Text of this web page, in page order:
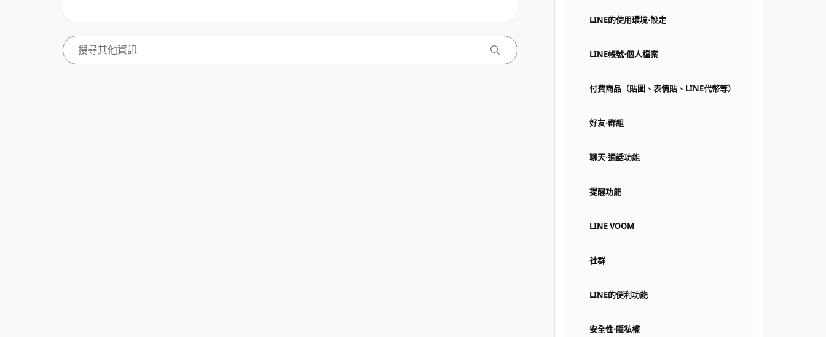
LINE的使用環境⋅設定
LINE帳號⋅個人檔案
付費商品（貼圖、表情貼、LINE代幣等）
好友⋅群組
聊天⋅通話功能
提醒功能
LINE VOOM
社群
LINE的便利功能
安全性⋅隱私權